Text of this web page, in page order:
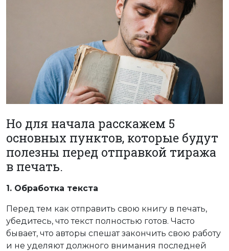
Но для начала расскажем 5
основных пунктов, которые будут
полезны перед отправкой тиража
в печать.
1. Обработка текста
Перед тем как отправить свою книгу в печать,
убедитесь, что текст полностью готов. Часто
бывает, что авторы спешат закончить свою работу
и не уделяют должного внимания последней